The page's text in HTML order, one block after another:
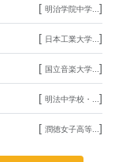
[ 明治学院中学... ]
[ 日本工業大学... ]
[ 国立音楽大学... ]
[ 明法中学校・... ]
[ 潤徳女子高等... ]